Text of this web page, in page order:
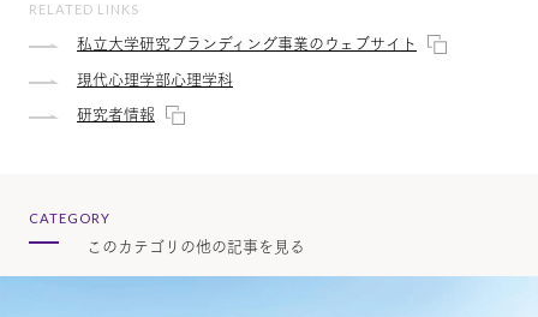
RELATED LINKS
私立大学研究ブランディング事業のウェブサイト
現代心理学部心理学科
研究者情報
CATEGORY
このカテゴリの他の記事を見る